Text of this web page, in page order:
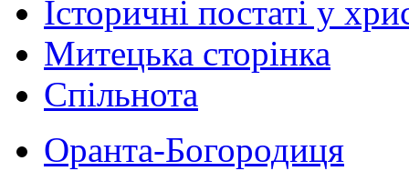
Історичні постаті у
Митецька сторінка
Спільнота
Оранта-Богородиця